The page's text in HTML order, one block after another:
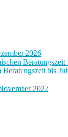
2026
bis
2022